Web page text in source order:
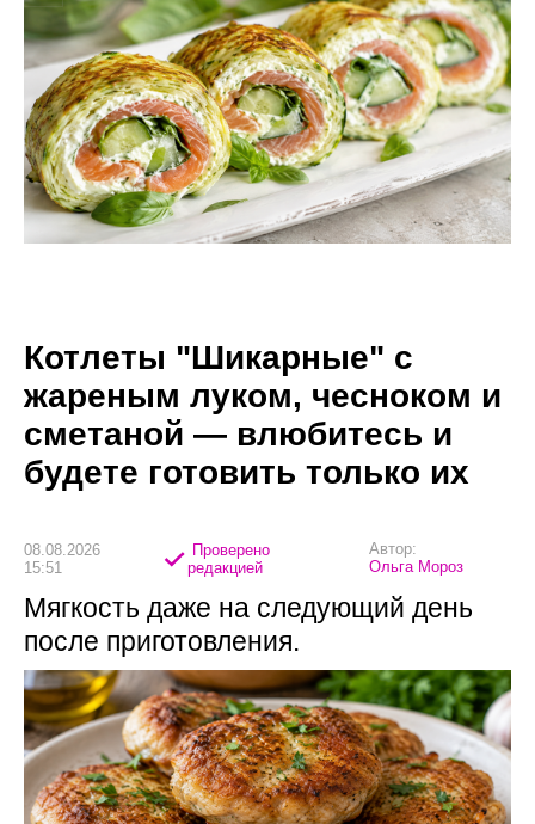
Котлеты "Шикарные" с
жареным луком, чесноком и
сметаной — влюбитесь и
будете готовить только их
08.08.2026
15:51
Проверено
редакцией
Автор:
Ольга Мороз
Мягкость даже на следующий день
после приготовления.